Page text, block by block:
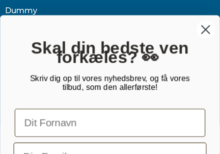
Dummy
Tøj & jagt
Sovetid
TILMELD NYHEDSBREV
Skal din bedste ven
forkæles? 👀
Skriv dig op til vores nyhedsbrev, og få vores
tilbud, som den allerførste!
Email